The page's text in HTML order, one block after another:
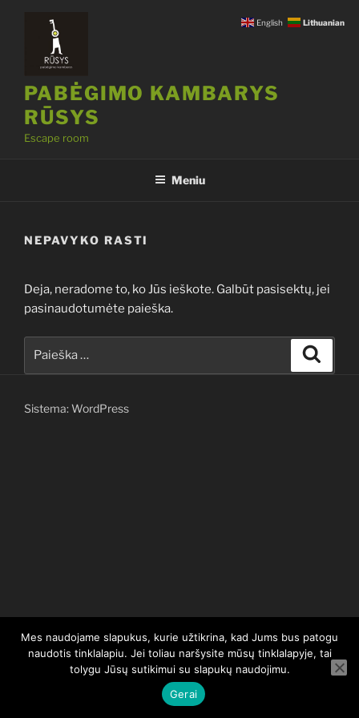
PABĖGIMO KAMBARYS
RŪSYS
Escape room
Meniu
NEPAVYKO RASTI
Deja, neradome to, ko Jūs ieškote. Galbūt pasisektų, jei
pasinaudotumėte paieška.
Sistema: WordPress
English Lithuanian
Mes naudojame slapukus, kurie užtikrina, kad Jums bus patogu
naudotis tinklalapiu. Jei toliau naršysite mūsų tinklalapyje, tai
tolygu Jūsų sutikimui su slapukų naudojimu.
Gerai